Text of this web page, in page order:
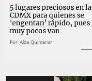
5 lugares preciosos en la
CDMX para quienes se
‘engentan’ rápido, pues
muy pocos van
Por: Aída Quintanar